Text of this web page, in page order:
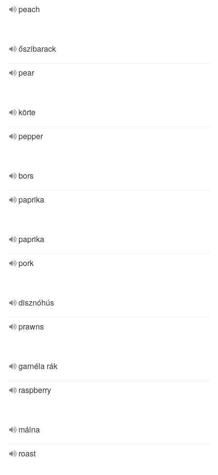
peach
őszibarack
pear
körte
pepper
bors
paprika
paprika
pork
disznóhús
prawns
garnéla rák
raspberry
málna
roast